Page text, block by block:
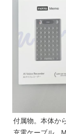
付属物。本体か